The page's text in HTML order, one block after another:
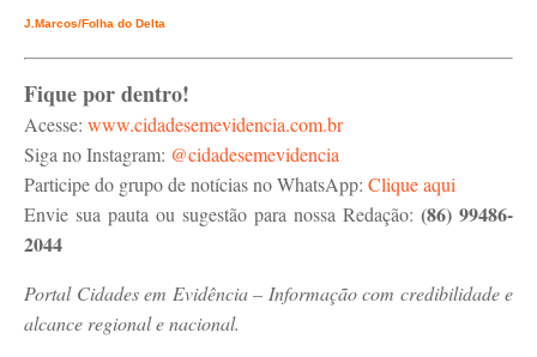
J.Marcos/Folha do Delta
Fique por dentro!
Acesse: www.cidadesemevidencia.com.br
Siga no Instagram: @cidadesemevidencia
Participe do grupo de notícias no WhatsApp: Clique aqui
Envie sua pauta ou sugestão para nossa Redação: (86) 99486-
2044
Portal Cidades em Evidência – Informação com credibilidade e
alcance regional e nacional.